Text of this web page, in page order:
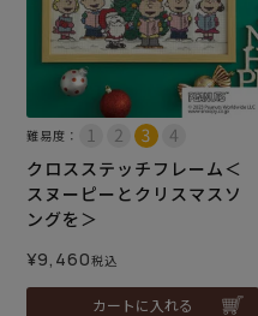
難易度：
クロスステッチフレーム＜
スヌーピーとクリスマスソ
ングを＞
¥9,460税込
カートに入れる